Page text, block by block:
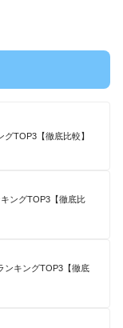
TOP3【徹底比較】
ングTOP3【徹底比
ンキングTOP3【徹底